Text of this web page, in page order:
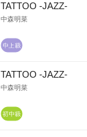
TATTOO -JAZZ-
中森明菜
TATTOO -JAZZ-
中森明菜